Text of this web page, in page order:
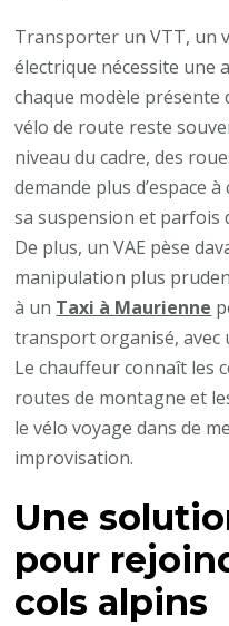
Transporter un VTT, un
électrique nécessite une
chaque modèle
vélo de route reste
niveau du cadre, des
demande plus d’espace
sa suspension et parfois
De plus, un VAE pèse
manipulation plus
à un Taxi à Maurienne
transport organisé, avec
Le chauffeur connaît les
routes de montagne et
le vélo voyage dans de
improvisation.
Une
pour
cols alpins